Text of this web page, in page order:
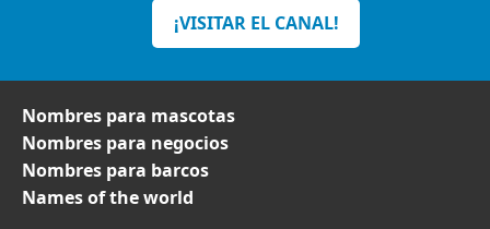
¡VISITAR EL CANAL!
Nombres para mascotas
Nombres para negocios
Nombres para barcos
Names of the world